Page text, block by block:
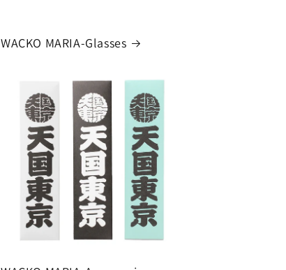
WACKO MARIA-Glasses